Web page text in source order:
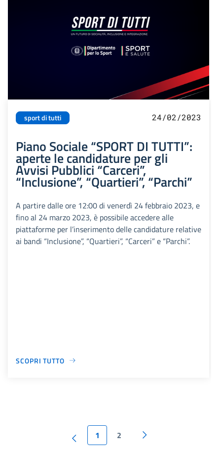
sport di tutti 24/02/2023
Piano Sociale “SPORT DI TUTTI”:
aperte le candidature per gli
Avvisi Pubblici “Carceri”,
“Inclusione”, “Quartieri”, “Parchi”
A partire dalle ore 12:00 di venerdì 24 febbraio 2023, e
fino al 24 marzo 2023, è possibile accedere alle
piattaforme per l’inserimento delle candidature relative
ai bandi “Inclusione”, “Quartieri”, “Carceri” e “Parchi”.
SCOPRI TUTTO
1 2